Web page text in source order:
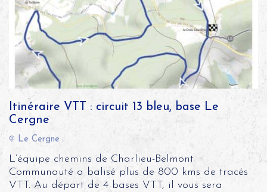
Itinéraire VTT : circuit 13 bleu, base Le
Cergne
Le Cergne
L’équipe chemins de Charlieu-Belmont
Communauté a balisé plus de 800 kms de tracés
VTT. Au départ de 4 bases VTT, il vous sera